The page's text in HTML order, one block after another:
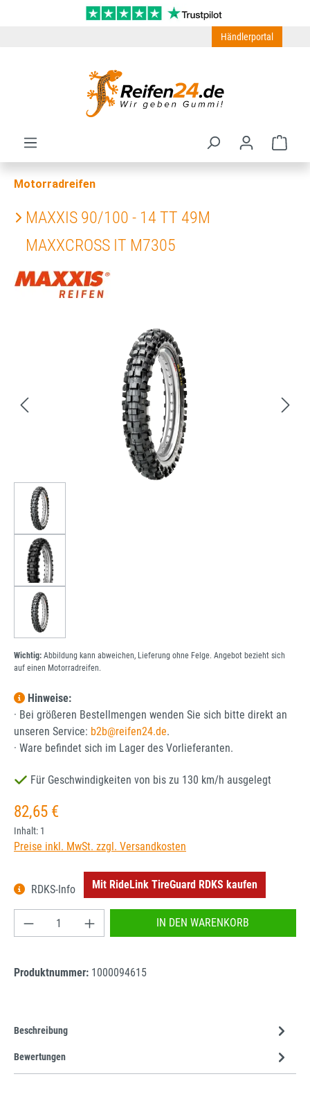
Zum Hauptinhalt springen
Händlerportal
Motorradreifen
MAXXIS 90/100 - 14 TT 49M
MAXXCROSS IT M7305
Wichtig: Abbildung kann abweichen, Lieferung ohne Felge. Angebot bezieht sich
auf einen Motorradreifen.
Hinweise:
· Bei größeren Bestellmengen wenden Sie sich bitte direkt an
unseren Service: b2b@reifen24.de.
· Ware befindet sich im Lager des Vorlieferanten.
Für Geschwindigkeiten von bis zu 130 km/h ausgelegt
Regulärer Preis:
82,65 €
Inhalt: 1
Preise inkl. MwSt. zzgl. Versandkosten
RDKS-Info Mit RideLink TireGuard RDKS kaufen
Produkt Anzahl: Gib den gewünschten Wert
IN DEN WARENKORB
Produktnummer: 1000094615
Beschreibung
Bewertungen